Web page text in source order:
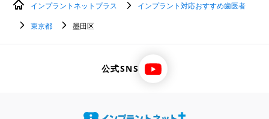
インプラントネットプラス
インプラント対応おすすめ歯医者
東京都
墨田区
公式SNS